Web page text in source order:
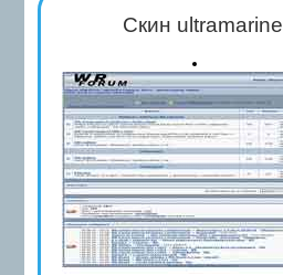
Скин ultramarine